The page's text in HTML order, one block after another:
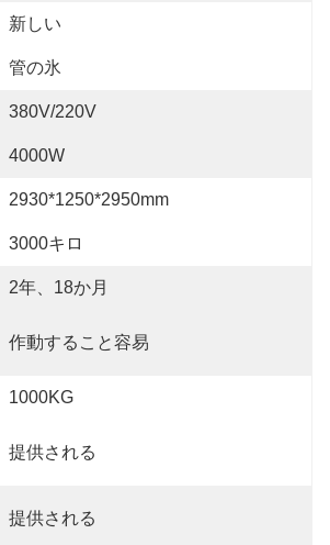
新しい
管の氷
380V/220V
4000W
2930*1250*2950mm
3000キロ
2年、18か月
作動すること容易
1000KG
提供される
提供される